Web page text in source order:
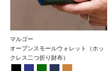
マルゴー
オープンスモールウォレット（ホッ
クレス二つ折り財布）